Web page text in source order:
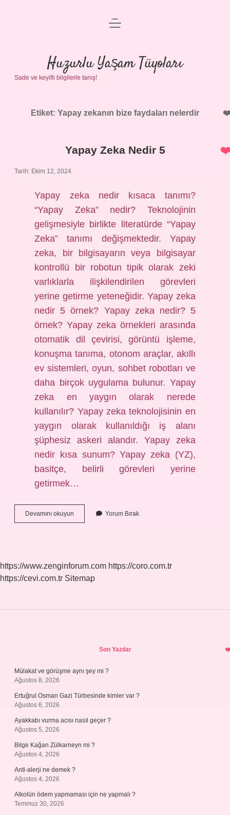
Anasayfa
Gizlilik Politikası
Yasal Uyarı
menüyü
Huzurlu Yaşam Tüyoları
Sade ve keyifli bilgilerle tanış!
Etiket: Yapay zekanın bize faydaları nelerdir
Yapay Zeka Nedir 5
Tarih: Ekim 12, 2024
Yapay zeka nedir kısaca tanımı?
“Yapay Zeka” nedir? Teknolojinin
gelişmesiyle birlikte literatürde “Yapay
Zeka” tanımı değişmektedir. Yapay
zeka, bir bilgisayarın veya bilgisayar
kontrollü bir robotun tipik olarak zeki
varlıklarla ilişkilendirilen görevleri
yerine getirme yeteneğidir. Yapay zeka
nedir 5 örnek? Yapay zeka nedir? 5
örnek? Yapay zeka örnekleri arasında
otomatik dil çevirisi, görüntü işleme,
konuşma tanıma, otonom araçlar, akıllı
ev sistemleri, oyun, sohbet robotları ve
daha birçok uygulama bulunur. Yapay
zeka en yaygın olarak nerede
kullanılır? Yapay zeka teknolojisinin en
yaygın olarak kullanıldığı iş alanı
şüphesiz askeri alandır. Yapay zeka
nedir kısa sunum? Yapay zeka (YZ),
basitçe, belirli görevleri yerine
getirmek…
Devamını okuyun
Zeka
Yorum Bırak
https://www.zenginforum.com https://coro.com.tr
https://cevi.com.tr Sitemap
Son Yazılar
Mülakat ve görüşme aynı şey mi ?
Ağustos 8, 2026
Ertuğrul Osman Gazi Türbesinde kimler var ?
Ağustos 6, 2026
Ayakkabı vurma acısı nasıl geçer ?
Ağustos 5, 2026
Bilge Kağan Zülkarneyn mi ?
Ağustos 4, 2026
Anti-alerji ne demek ?
Ağustos 4, 2026
Alkolün ödem yapmaması için ne yapmalı ?
Temmuz 30, 2026